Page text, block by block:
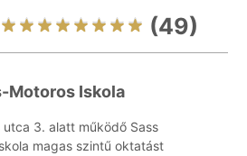
(49)
Motoros Iskola
utca 3. alatt működő Sass
magas szintű oktatást